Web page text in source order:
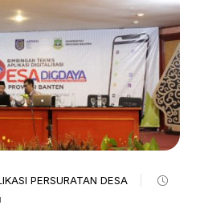
PERSURATAN DESA